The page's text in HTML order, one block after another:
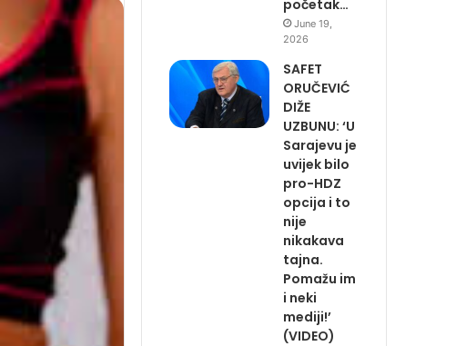
početak…
June 19,
2026
SAFET
ORUČEVIĆ
DIŽE
UZBUNU: ‘U
Sarajevu je
uvijek bilo
pro-HDZ
opcija i to
nije
nikakava
tajna.
Pomažu im
i neki
mediji!’
(VIDEO)